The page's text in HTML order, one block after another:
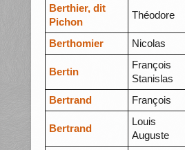
Berthier, dit
Pichon
Théodore
Berthomier
Nicolas
Bertin
François
Stanislas
Bertrand François
Bertrand
Louis
Auguste